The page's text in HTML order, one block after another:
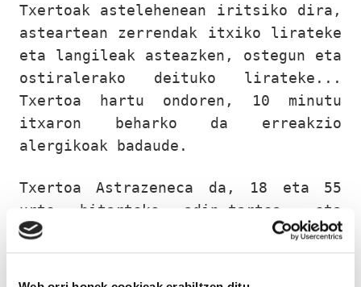
Txertoak astelehenean iritsiko dira,
asteartean zerrendak itxiko lirateke
eta langileak asteazken, ostegun eta
ostiralerako deituko lirateke...
Txertoa hartu ondoren, 10 minutu
itxaron beharko da erreakzio
alergikoak badaude.
Txertoa Astrazeneca da, 18 eta 55
urte bitarteko adin-tartea, eta
azken 6 hilabeteetan Covid
gaixotasuna igaro dutenek itxaron